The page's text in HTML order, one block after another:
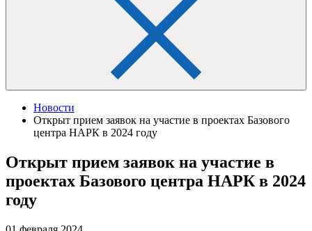
Новости
Открыт прием заявок на участие в проектах Базового
центра НАРК в 2024 году
Открыт прием заявок на участие в
проектах Базового центра НАРК в 2024
году